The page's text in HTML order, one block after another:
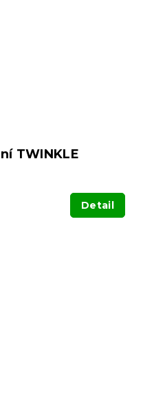
TWINKLE
Detail